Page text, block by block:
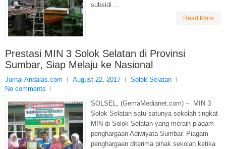
subsidi....
Read More
Prestasi MIN 3 Solok Selatan di Provinsi
Sumbar, Siap Melaju ke Nasional
Jurnal Andalas.com August 22, 2017
Solok Selatan
No comments
SOLSEL, (GemaMedianet.com) – MIN 3
Solok Selatan satu-satunya sekolah tingkat
MIN di Solok Selatan yang meraih piagam
penghargaan Adiwiyata Sumbar. Piagam
penghargaan diterima pihak sekolah ketika